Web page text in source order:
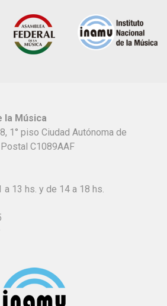
la Música
1° piso Ciudad Autónoma de
C1089AAF
13 hs. y de 14 a 18 hs.